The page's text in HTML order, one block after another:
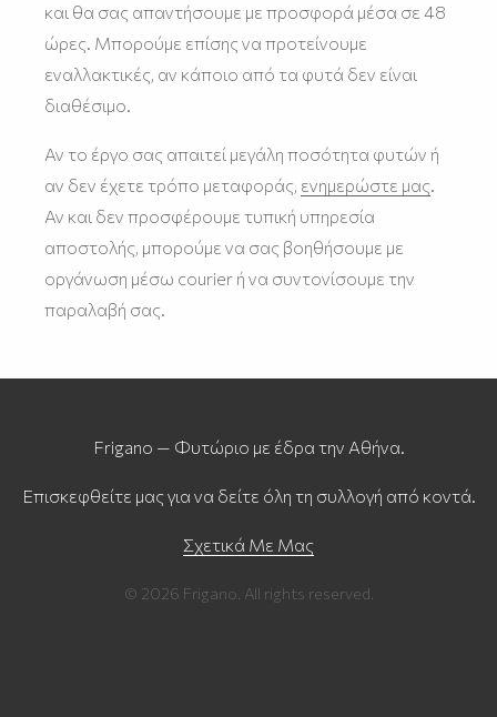
και θα σας απαντήσουμε με προσφορά μέσα σε 48
ώρες. Μπορούμε επίσης να προτείνουμε
εναλλακτικές, αν κάποιο από τα φυτά δεν είναι
διαθέσιμο.
Αν το έργο σας απαιτεί μεγάλη ποσότητα φυτών ή
αν δεν έχετε τρόπο μεταφοράς, ενημερώστε μας.
Αν και δεν προσφέρουμε τυπική υπηρεσία
αποστολής, μπορούμε να σας βοηθήσουμε με
οργάνωση μέσω courier ή να συντονίσουμε την
παραλαβή σας.
Frigano — Φυτώριο με έδρα την Αθήνα.
Επισκεφθείτε μας για να δείτε όλη τη συλλογή από κοντά.
Σχετικά Με Μας
© 2026 Frigano. All rights reserved.